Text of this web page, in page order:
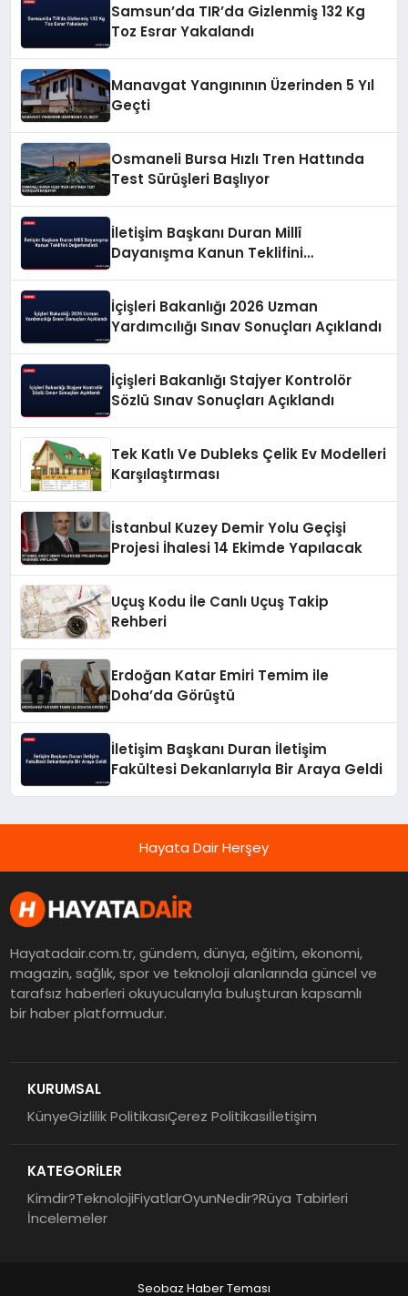
Samsun’da TIR’da Gizlenmiş 132 Kg
Toz Esrar Yakalandı
Manavgat Yangınının Üzerinden 5 Yıl
Geçti
Osmaneli Bursa Hızlı Tren Hattında
Test Sürüşleri Başlıyor
İletişim Başkanı Duran Millî
Dayanışma Kanun Teklifini
İçişleri Bakanlığı 2026 Uzman
Yardımcılığı Sınav Sonuçları Açıklandı
İçişleri Bakanlığı Stajyer Kontrolör
Sözlü Sınav Sonuçları Açıklandı
Tek Katlı Ve Dubleks Çelik Ev Modelleri
Karşılaştırması
İstanbul Kuzey Demir Yolu Geçişi
Projesi İhalesi 14 Ekimde Yapılacak
Uçuş Kodu İle Canlı Uçuş Takip
Rehberi
Erdoğan Katar Emiri Temim ile
Doha’da Görüştü
İletişim Başkanı Duran İletişim
Fakültesi Dekanlarıyla Bir Araya Geldi
Hayata Dair Herşey
Hayatadair.com.tr, gündem, dünya, eğitim, ekonomi,
magazin, sağlık, spor ve teknoloji alanlarında güncel ve
tarafsız haberleri okuyucularıyla buluşturan kapsamlı
bir haber platformudur.
KURUMSAL
KünyeGizlilik PolitikasıÇerez Politikasıİletişim
KATEGORİLER
Kimdir?TeknolojiFiyatlarOyunNedir?Rüya Tabirleri
İncelemeler
Seobaz Haber Teması